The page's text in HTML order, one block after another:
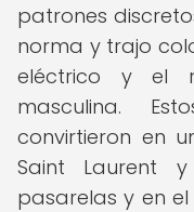
patrones
norma y trajo
eléctrico y el
masculina.
convirtieron en
Saint Laurent
pasarelas y en